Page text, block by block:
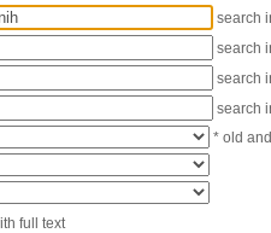
search
search
search
search
* old
full text